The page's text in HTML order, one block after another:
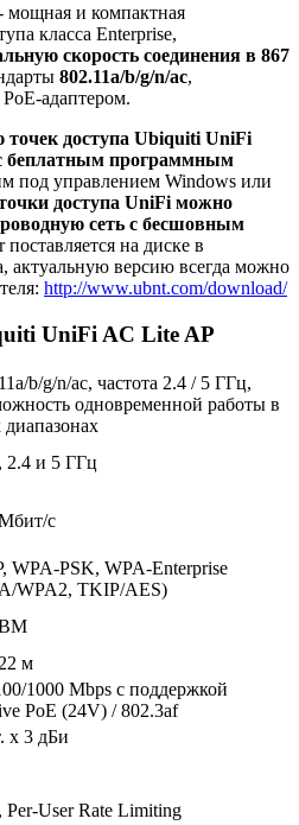
мощная и компактная
класса Enterprise,
скорость соединения в 867
802.11a/b/g/n/ac,
адаптером.
точек доступа Ubiquiti UniFi
беплатным программным
под управлением Windows или
доступа UniFi можно
сеть с бесшовным
на диске в
актуальную версию всегда можно
http://www.ubnt.com/download/
UniFi AC Lite AP
b/g/n/ac, частота 2.4 / 5 ГГц,
одновременной работы в
диапазонах
2.4 и 5 ГГц
с
WPA-PSK, WPA-Enterprise
WPA2, TKIP/AES)
м
1000 Mbps с поддержкой
PoE (24V) / 802.3af
x 3 дБи
Per-User Rate Limiting